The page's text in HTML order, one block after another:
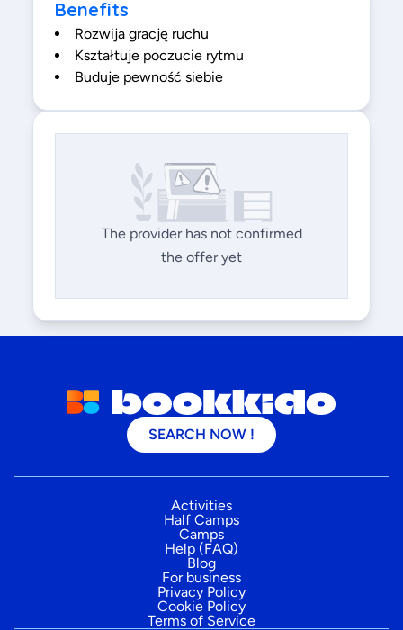
Benefits
Rozwija grację ruchu
Kształtuje poczucie rytmu
Buduje pewność siebie
The provider has not confirmed
the offer yet
SEARCH NOW !
Activities
Half Camps
Camps
Help (FAQ)
Blog
For business
Privacy Policy
Cookie Policy
Terms of Service